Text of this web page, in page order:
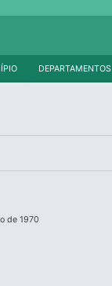
DEPARTAMENTOS
de 1970